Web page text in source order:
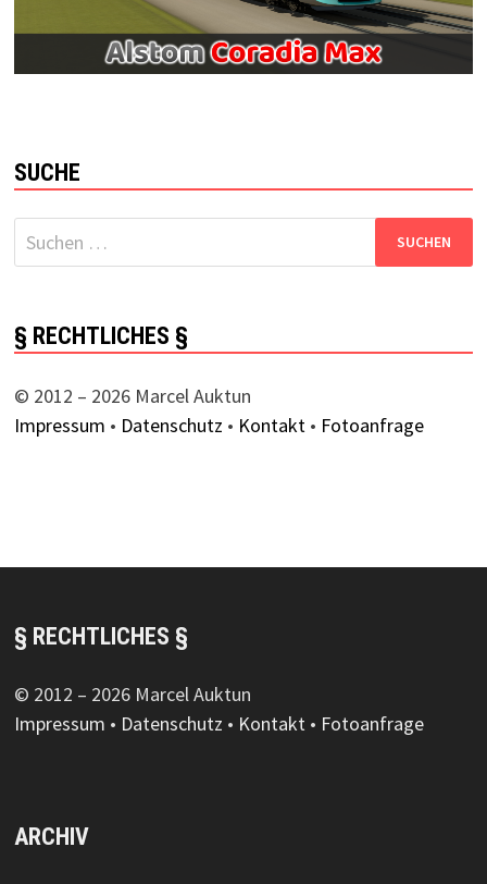
SUCHE
Suchen
nach:
§ RECHTLICHES §
© 2012 – 2026 Marcel Auktun
Impressum • Datenschutz • Kontakt• Fotoanfrage
§ RECHTLICHES §
© 2012 – 2026 Marcel Auktun
Impressum • Datenschutz • Kontakt• Fotoanfrage
ARCHIV